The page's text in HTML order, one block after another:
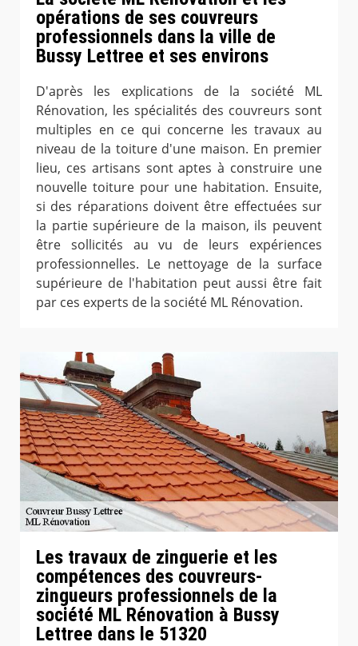
opérations de ses couvreurs
professionnels dans la ville de
Bussy Lettree et ses environs
D'après les explications de la société ML
Rénovation, les spécialités des couvreurs sont
multiples en ce qui concerne les travaux au
niveau de la toiture d'une maison. En premier
lieu, ces artisans sont aptes à construire une
nouvelle toiture pour une habitation. Ensuite,
si des réparations doivent être effectuées sur
la partie supérieure de la maison, ils peuvent
être sollicités au vu de leurs expériences
professionnelles. Le nettoyage de la surface
supérieure de l'habitation peut aussi être fait
par ces experts de la société ML Rénovation.
Les travaux de zinguerie et les
compétences des couvreurs-
zingueurs professionnels de la
société ML Rénovation à Bussy
Lettree dans le 51320